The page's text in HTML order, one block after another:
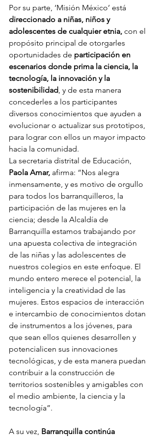
Por su parte, ‘Misión México’ está
direccionado a niñas, niños y
adolescentes de cualquier etnia, con el
propósito principal de otorgarles
oportunidades de participación en
escenarios donde prima la ciencia, la
tecnología, la innovación y la
sostenibilidad , y de esta manera
concederles a los participantes
diversos conocimientos que ayuden a
evolucionar o actualizar sus prototipos,
para lograr con ellos un mayor impacto
hacia la comunidad.
La secretaria distrital de Educación,
Paola Amar, afirma: “Nos alegra
inmensamente, y es motivo de orgullo
para todos los barranquilleros, la
participación de las mujeres en la
ciencia; desde la Alcaldía de
Barranquilla estamos trabajando por
una apuesta colectiva de integración
de las niñas y las adolescentes de
nuestros colegios en este enfoque. El
mundo entero merece el potencial, la
inteligencia y la creatividad de las
mujeres. Estos espacios de interacción
e intercambio de conocimientos dotan
de instrumentos a los jóvenes, para
que sean ellos quienes desarrollen y
potencialicen sus innovaciones
tecnológicas, y de esta manera puedan
contribuir a la construcción de
territorios sostenibles y amigables con
el medio ambiente, la ciencia y la
tecnología”.
A su vez, Barranquilla continúa